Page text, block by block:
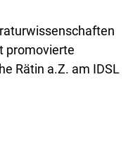
promovierte
Rätin a.Z. am IDSL